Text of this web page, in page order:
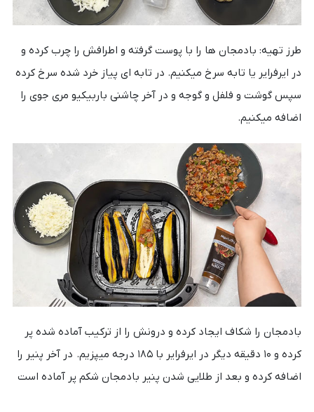
طرز تهیه: بادمجان ها را با پوست گرفته و اطرافش را چرب کرده و
در ایرفرایر یا تابه سرخ میکنیم. در تابه ای پیاز خرد شده سرخ کرده
سپس گوشت و فلفل و گوجه و در آخر چاشنی باربیکیو مری جویرا
اضافه میکنیم.
بادمجان را شکاف ایجاد کرده و درونش را از ترکیب آماده شده پر
کرده و ۱۰ دقیقه دیگر در ایرفرایر با ۱۸۵ درجه میپزیم. در آخر پنیر را
اضافه کرده و بعد از طلایی شدن پنیر بادمجان شکم پر آماده است